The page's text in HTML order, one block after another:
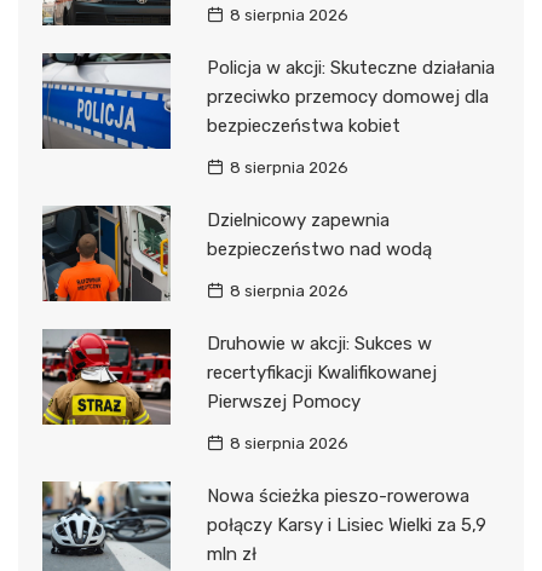
8 sierpnia 2026
Policja w akcji: Skuteczne działania
przeciwko przemocy domowej dla
bezpieczeństwa kobiet
8 sierpnia 2026
Dzielnicowy zapewnia
bezpieczeństwo nad wodą
8 sierpnia 2026
Druhowie w akcji: Sukces w
recertyfikacji Kwalifikowanej
Pierwszej Pomocy
8 sierpnia 2026
Nowa ścieżka pieszo-rowerowa
połączy Karsy i Lisiec Wielki za 5,9
mln zł